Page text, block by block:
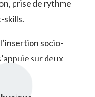
prise de rythme
skills.
socio-
sur deux